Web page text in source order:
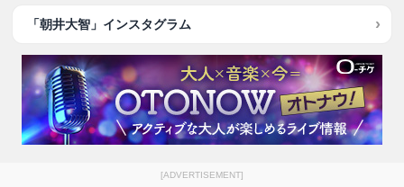
「朝井大智」インスタグラム
[ADVERTISEMENT]